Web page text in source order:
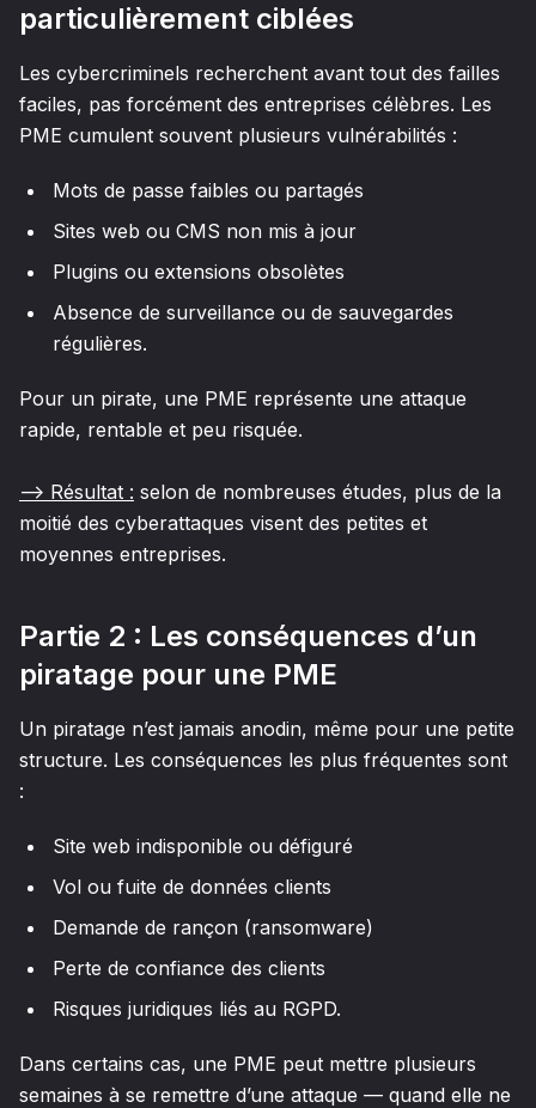
particulièrement ciblées
Les cybercriminels recherchent avant tout des failles
faciles, pas forcément des entreprises célèbres. Les
PME cumulent souvent plusieurs vulnérabilités :
Mots de passe faibles ou partagés
Sites web ou CMS non mis à jour
Plugins ou extensions obsolètes
Absence de surveillance ou de sauvegardes
régulières.
Pour un pirate, une PME représente une attaque
rapide, rentable et peu risquée.
--> Résultat : selon de nombreuses études, plus de la
moitié des cyberattaques visent des petites et
moyennes entreprises.
Partie 2 : Les conséquences d’un
piratage pour une PME
Un piratage n’est jamais anodin, même pour une petite
structure. Les conséquences les plus fréquentes sont
:
Site web indisponible ou défiguré
Vol ou fuite de données clients
Demande de rançon (ransomware)
Perte de confiance des clients
Risques juridiques liés au RGPD.
Dans certains cas, une PME peut mettre plusieurs
semaines à se remettre d’une attaque — quand elle ne